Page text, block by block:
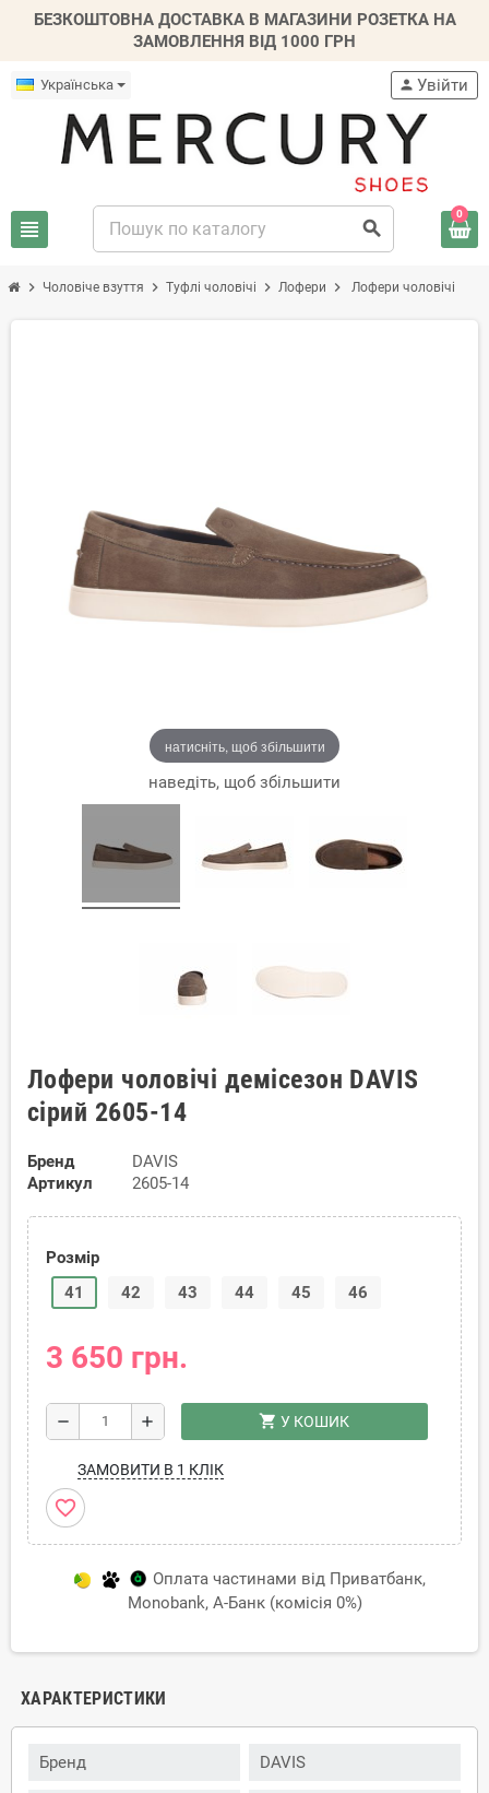
БЕЗКОШТОВНА ДОСТАВКА В МАГАЗИНИ РОЗЕТКА НА
ЗАМОВЛЕННЯ ВІД 1000 ГРН
Українська
view_headline search
person Увійти
0
chevron_right Чоловіче взуття chevron_right Туфлі чоловічі chevron_right Лофери chevron_right Лофери чоловічі
натисніть, щоб збільшити
наведіть, щоб збільшити
Лофери чоловічі демісезон DAVIS
сірий 2605-14
Бренд
DAVIS
Артикул
2605-14
Розмір
41
42 43 44 45 46
3 650 грн.
remove add shopping_cart У КОШИК
ЗАМОВИТИ В 1 КЛІК
favorite_border
Оплата частинами від Приватбанк,
Monobank, А-Банк (комісія 0%)
ХАРАКТЕРИСТИКИ
Бренд DAVIS